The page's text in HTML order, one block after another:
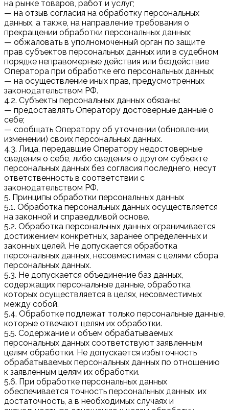
на рынке товаров, работ и услуг;
— на отзыв согласия на обработку персональных
данных, а также, на направление требования о
прекращении обработки персональных данных;
— обжаловать в уполномоченный орган по защите
прав субъектов персональных данных или в судебном
порядке неправомерные действия или бездействие
Оператора при обработке его персональных данных;
— на осуществление иных прав, предусмотренных
законодательством РФ.
4.2. Субъекты персональных данных обязаны:
— предоставлять Оператору достоверные данные о
себе;
— сообщать Оператору об уточнении (обновлении,
изменении) своих персональных данных.
4.3. Лица, передавшие Оператору недостоверные
сведения о себе, либо сведения о другом субъекте
персональных данных без согласия последнего, несут
ответственность в соответствии с
законодательством РФ.
5. Принципы обработки персональных данных
5.1. Обработка персональных данных осуществляется
на законной и справедливой основе.
5.2. Обработка персональных данных ограничивается
достижением конкретных, заранее определенных и
законных целей. Не допускается обработка
персональных данных, несовместимая с целями сбора
персональных данных.
5.3. Не допускается объединение баз данных,
содержащих персональные данные, обработка
которых осуществляется в целях, несовместимых
между собой.
5.4. Обработке подлежат только персональные данные,
которые отвечают целям их обработки.
5.5. Содержание и объем обрабатываемых
персональных данных соответствуют заявленным
целям обработки. Не допускается избыточность
обрабатываемых персональных данных по отношению
к заявленным целям их обработки.
5.6. При обработке персональных данных
обеспечивается точность персональных данных, их
достаточность, а в необходимых случаях и